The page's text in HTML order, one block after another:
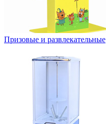
Призовые и развлекательные